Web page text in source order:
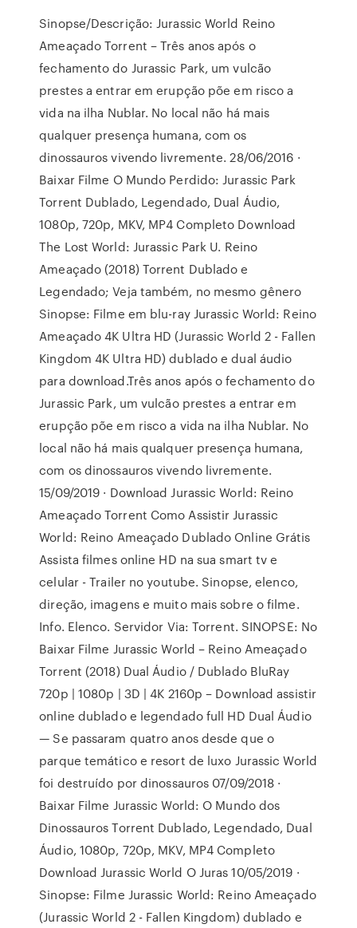
Sinopse/Descrição: Jurassic World Reino
Ameaçado Torrent – Três anos após o
fechamento do Jurassic Park, um vulcão
prestes a entrar em erupção põe em risco a
vida na ilha Nublar. No local não há mais
qualquer presença humana, com os
dinossauros vivendo livremente. 28/06/2016 ·
Baixar Filme O Mundo Perdido: Jurassic Park
Torrent Dublado, Legendado, Dual Áudio,
1080p, 720p, MKV, MP4 Completo Download
The Lost World: Jurassic Park U. Reino
Ameaçado (2018) Torrent Dublado e
Legendado; Veja também, no mesmo gênero
Sinopse: Filme em blu-ray Jurassic World: Reino
Ameaçado 4K Ultra HD (Jurassic World 2 - Fallen
Kingdom 4K Ultra HD) dublado e dual áudio
para download.Três anos após o fechamento do
Jurassic Park, um vulcão prestes a entrar em
erupção põe em risco a vida na ilha Nublar. No
local não há mais qualquer presença humana,
com os dinossauros vivendo livremente.
15/09/2019 · Download Jurassic World: Reino
Ameaçado Torrent Como Assistir Jurassic
World: Reino Ameaçado Dublado Online Grátis
Assista filmes online HD na sua smart tv e
celular - Trailer no youtube. Sinopse, elenco,
direção, imagens e muito mais sobre o filme.
Info. Elenco. Servidor Via: Torrent. SINOPSE: No
Baixar Filme Jurassic World – Reino Ameaçado
Torrent (2018) Dual Áudio / Dublado BluRay
720p | 1080p | 3D | 4K 2160p – Download assistir
online dublado e legendado full HD Dual Áudio
— Se passaram quatro anos desde que o
parque temático e resort de luxo Jurassic World
foi destruído por dinossauros 07/09/2018 ·
Baixar Filme Jurassic World: O Mundo dos
Dinossauros Torrent Dublado, Legendado, Dual
Áudio, 1080p, 720p, MKV, MP4 Completo
Download Jurassic World O Juras 10/05/2019 ·
Sinopse: Filme Jurassic World: Reino Ameaçado
(Jurassic World 2 - Fallen Kingdom) dublado e